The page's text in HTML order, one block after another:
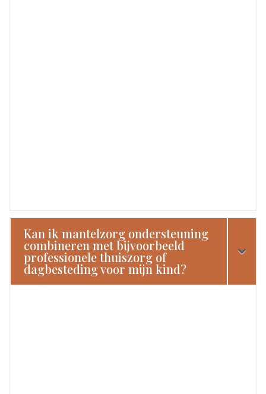
Kan ik mantelzorg ondersteuning
combineren met bijvoorbeeld
professionele thuiszorg of
dagbesteding voor mijn kind?